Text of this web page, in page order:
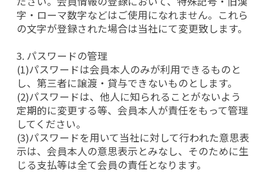
字・ローマ数字などはご使用になれません。これら
の文字が登録された場合は当社にて変更致します。
3. パスワードの管理
(1)パスワードは会員本人のみが利用できるものと
し、第三者に譲渡・貸与できないものとします。
(2)パスワードは、他人に知られることがないよう
定期的に変更する等、会員本人が責任をもって管理
してください。
(3)パスワードを用いて当社に対して行われた意思表
示は、会員本人の意思表示とみなし、そのために生
じる支払等は全て会員の責任となります。